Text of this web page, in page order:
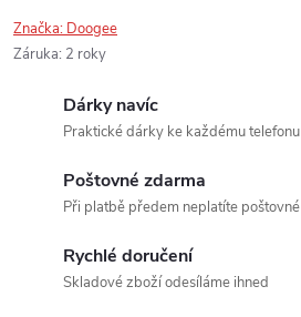
Značka: Doogee
Záruka: 2 roky
Dárky navíc
Praktické dárky ke každému telefonu
Poštovné zdarma
Při platbě předem neplatíte poštovné
Rychlé doručení
Skladové zboží odesíláme ihned